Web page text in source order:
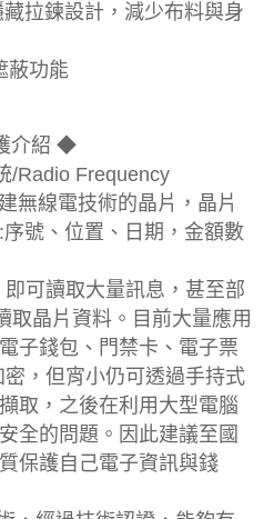
拉鍊設計，減少布料與身
蔽功能
介紹 ◆
/Radio Frequency
無線電技術的晶片，晶片
號、位置、日期，金額數
可讀取大量訊息，甚至部
取晶片資料。目前大量應用
子錢包、門禁卡、電子票
，但宵小仍可透過手持式
取，之後在利用大型電腦
全的問題。因此建議至國
保護自己電子資訊與錢